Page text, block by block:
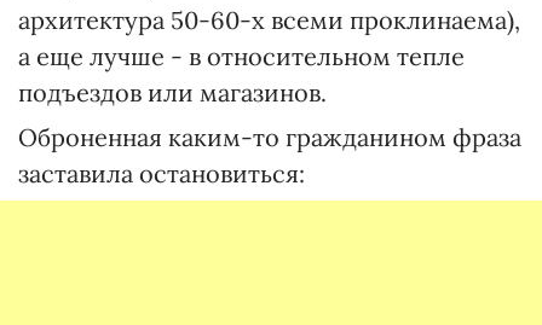
архитектура 50-60-х всеми проклинаема),
а еще лучше - в относительном тепле
подъездов или магазинов.
Оброненная каким-то гражданином фраза
заставила остановиться: